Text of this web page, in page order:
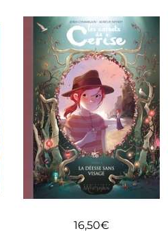
Ajouter à ma liste
d'envies
16,50€